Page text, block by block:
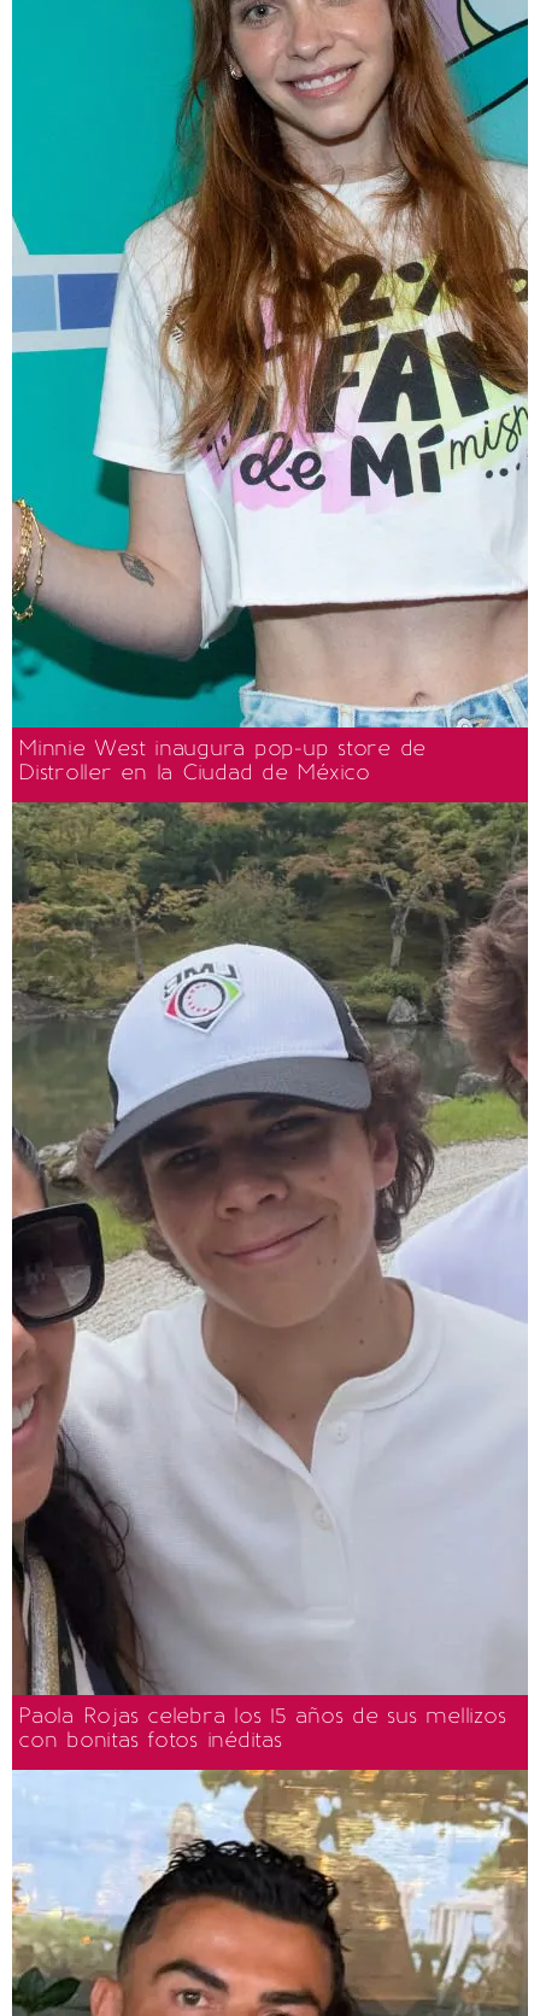
Minnie West inaugura pop-up store de
Distroller en la Ciudad de México
Paola Rojas celebra los 15 años de sus mellizos
con bonitas fotos inéditas